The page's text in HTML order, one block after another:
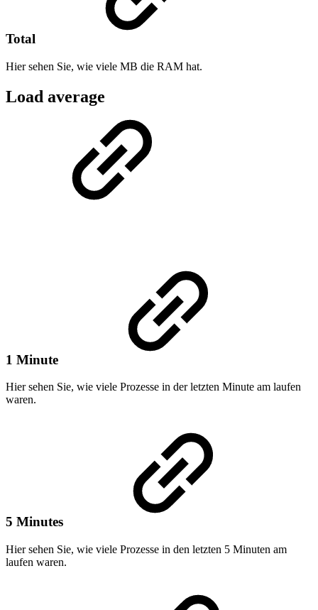
Total
Hier sehen Sie, wie viele MB die RAM hat.
Load average
1 Minute
Hier sehen Sie, wie viele Prozesse in der letzten Minute am laufen
waren.
5 Minutes
Hier sehen Sie, wie viele Prozesse in den letzten 5 Minuten am
laufen waren.